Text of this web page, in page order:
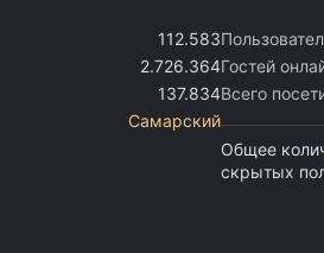
112.583
2.726.364
137.834
Самарский
Гостей
Всего
Общее
скрытых